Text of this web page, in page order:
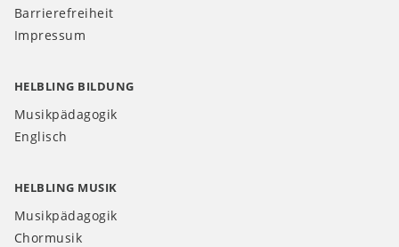
Barrierefreiheit
Impressum
HELBLING BILDUNG
Musikpädagogik
Englisch
HELBLING MUSIK
Musikpädagogik
Chormusik